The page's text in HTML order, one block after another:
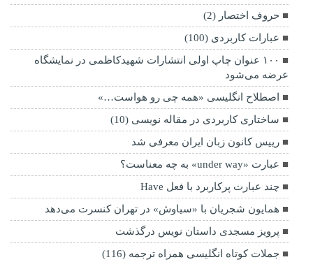
حروف اختصار (2)
عبارات کاربردی (100)
۱۰۰ عنوان چاپ اولی انتشارات شهیدکاظمی در نمایشگاه
عرضه می‌شود
اصطلاح انگلیسی «همه چی رو هواست…»
ساختاری کاربردی در مقاله نویسی (10)
رییس کانون زبان ایران معرفی شد
عبارت «under way» به چه معناست؟
چند عبارت پرکاربرد با فعل Have
همایون شجریان با «سیاوش» در تهران کنسرت می‌دهد
پرویز مسجدی داستان نویس درگذشت
جملات کوتاه انگلیسی همراه ترجمه (116)